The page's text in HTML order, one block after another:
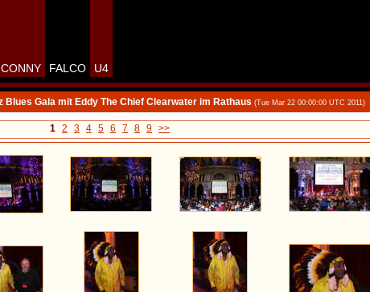
CONNY FALCO U4
Blues Gala mit Eddy The Chief Clearwater im Rathaus (Tue Mar 22 00:00:00 UTC 2011)
1 2 3 4 5 6 7 8 9 >>